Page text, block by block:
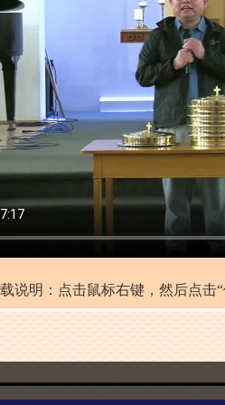
说明：点击鼠标右键，然后点击“